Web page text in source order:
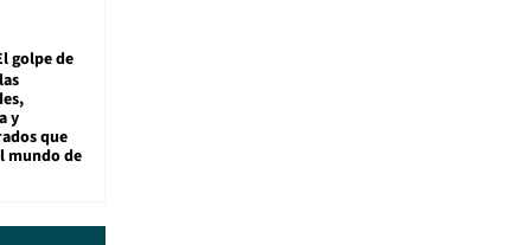
golpe de
y
que
mundo de